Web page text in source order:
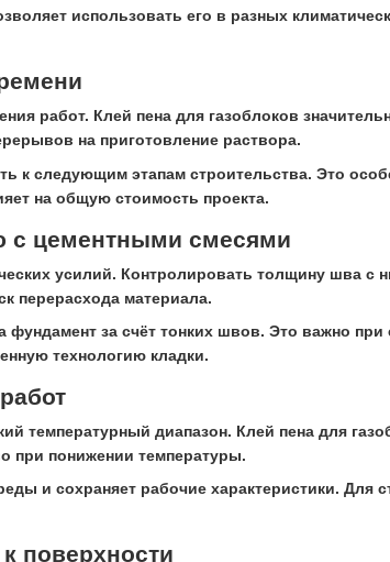
использовать его в разных
работ. Клей пена для газоблоков
на приготовление раствора.
к следующим этапам строительства. Это
на общую стоимость проекта.
с цементными смесями
усилий. Контролировать толщину шва с
перерасхода материала.
за счёт тонких швов. Это важно при
технологию кладки.
температурный диапазон. Клей пена для
при понижении температуры.
и сохраняет рабочие характеристики. Для
поверхности